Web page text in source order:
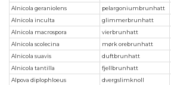
Alnicola geraniolens
pelargoniumbrunhatt
Alnicola inculta
glimmerbrunhatt
Alnicola macrospora
vierbrunhatt
Alnicola scolecina
mørk orebrunhatt
Alnicola suavis
duftbrunhatt
Alnicola tantilla
fjellbrunhatt
Alpova diplophloeus
dvergslimknoll